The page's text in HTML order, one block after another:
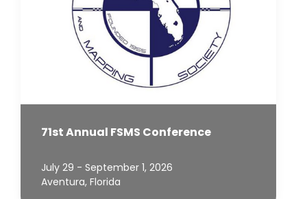
71st Annual FSMS Conference
July 29 - September 1, 2026
Aventura, Florida